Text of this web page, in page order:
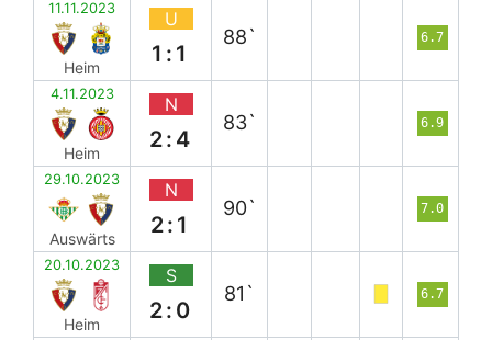
11.11.2023
Heim
U
1:1
88` 6.7
4.11.2023
Heim
N
2:4
83` 6.9
29.10.2023
Auswärts
N
2:1
90` 7.0
20.10.2023
Heim
S
2:0
81` 6.7